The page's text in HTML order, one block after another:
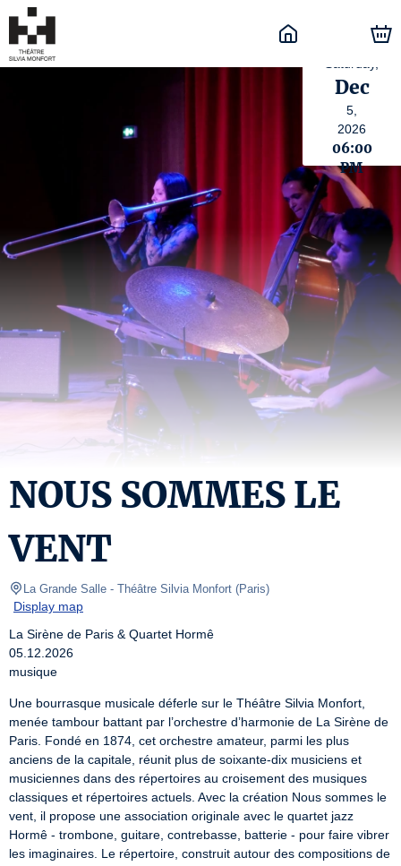
Dec
5,
2026
06:00
PM
NOUS SOMMES LE
VENT
La Grande Salle - Théâtre Silvia Monfort (Paris)
Display map
La Sirène de Paris & Quartet Hormê
05.12.2026
musique
Une bourrasque musicale déferle sur le Théâtre Silvia Monfort,
menée tambour battant par l’orchestre d’harmonie de La Sirène de
Paris. Fondé en 1874, cet orchestre amateur, parmi les plus
anciens de la capitale, réunit plus de soixante-dix musiciens et
musiciennes dans des répertoires au croisement des musiques
classiques et répertoires actuels. Avec la création Nous sommes le
vent, il propose une association originale avec le quartet jazz
Hormê - trombone, guitare, contrebasse, batterie - pour faire vibrer
les imaginaires. Le répertoire, construit autour des compositions de